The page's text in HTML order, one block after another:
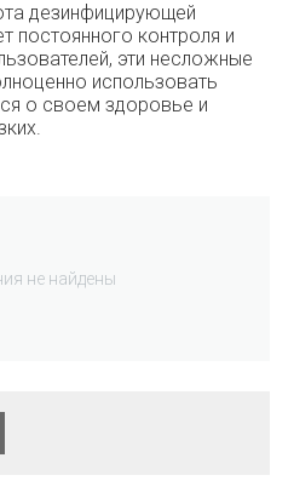
дезинфицирующей
постоянного контроля и
эти несложные
использовать
о своем здоровье и
не найдены